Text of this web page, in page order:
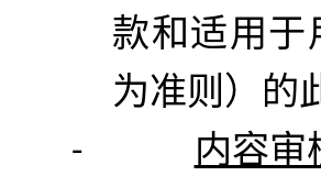
款和适用于
为准则）的
-
内容审